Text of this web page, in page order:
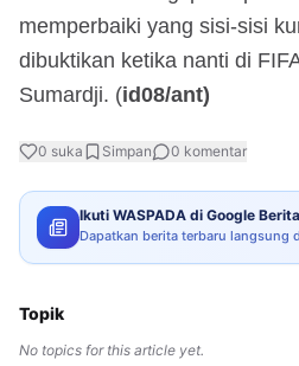
memperbaiki yang sisi-sisi
dibuktikan ketika nanti di
Sumardji. (id08/ant)
0 suka Simpan 0 komentar
Ikuti WASPADA di Google Berita
Dapatkan berita terbaru langsung
Topik
No topics for this article yet.